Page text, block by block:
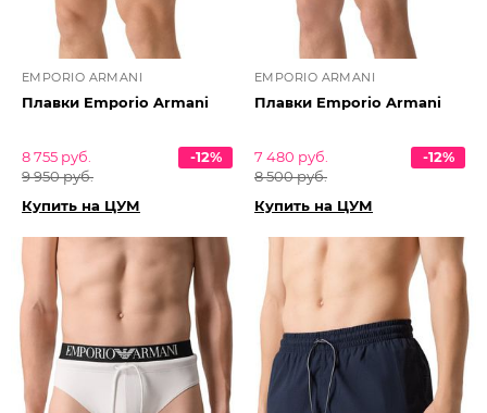
EMPORIO ARMANI
Плавки Emporio Armani
8 755 руб.
9 950 руб.
-12%
Купить на ЦУМ
EMPORIO ARMANI
Плавки Emporio Armani
7 480 руб.
8 500 руб.
-12%
Купить на ЦУМ